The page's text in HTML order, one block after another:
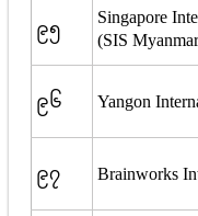
၉၅
Singapore
(SIS
၉၆ Yangon
၉၇ Brainworks